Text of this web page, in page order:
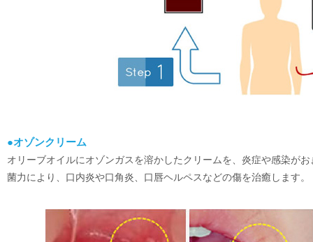
●オゾンクリーム
オリーブオイルにオゾンガスを溶かしたクリームを、炎症や感染が
菌力により、口内炎や口角炎、口唇ヘルペスなどの傷を治癒します。